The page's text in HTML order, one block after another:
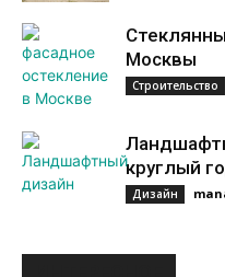
Москвы
Строительство
круглый
Дизайн